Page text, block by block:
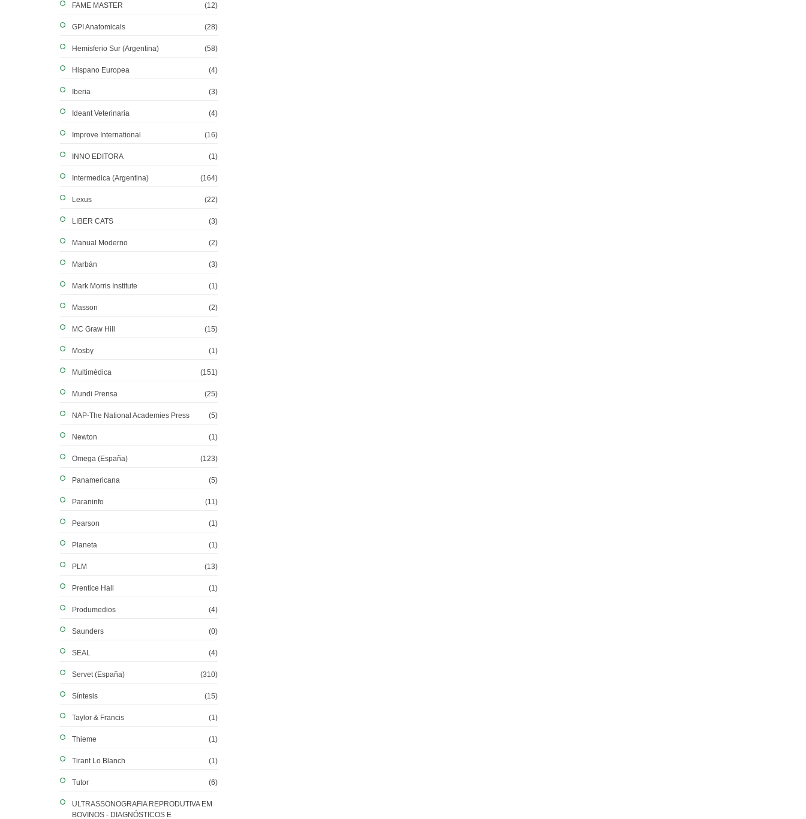
FAME MASTER (12)
GPI Anatomicals (28)
Hemisferio Sur (Argentina) (58)
Hispano Europea (4)
Iberia (3)
Ideant Veterinaria (4)
Improve International (16)
INNO EDITORA (1)
Intermedica (Argentina) (164)
Lexus (22)
LIBER CATS (3)
Manual Moderno (2)
Marbán (3)
Mark Morris Institute (1)
Masson (2)
MC Graw Hill (15)
Mosby (1)
Multimédica (151)
Mundi Prensa (25)
NAP-The National Academies Press (5)
Newton (1)
Omega (España) (123)
Panamericana (5)
Paraninfo (11)
Pearson (1)
Planeta (1)
PLM (13)
Prentice Hall (1)
Produmedios (4)
Saunders (0)
SEAL (4)
Servet (España) (310)
Síntesis (15)
Taylor & Francis (1)
Thieme (1)
Tirant Lo Blanch (1)
Tutor (6)
ULTRASSONOGRAFIA REPRODUTIVA EM
BOVINOS - DIAGNÓSTICOS E